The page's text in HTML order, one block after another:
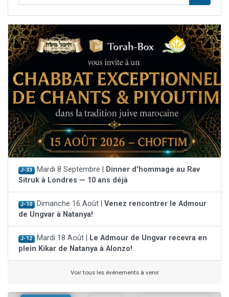
J-33 Mardi 8 Septembre |
Dinner d'hommage au Rav
Sitruk à Londres — 10 ans déjà
J-10 Dimanche 16 Août | Venez rencontrer le Admour
de Ungvar à Natanya!
J-12 Mardi 18 Août |
Le Admour de Ungvar recevra en
plein Kikar de Natanya à Alonzo!
Voir tous les événements à venir